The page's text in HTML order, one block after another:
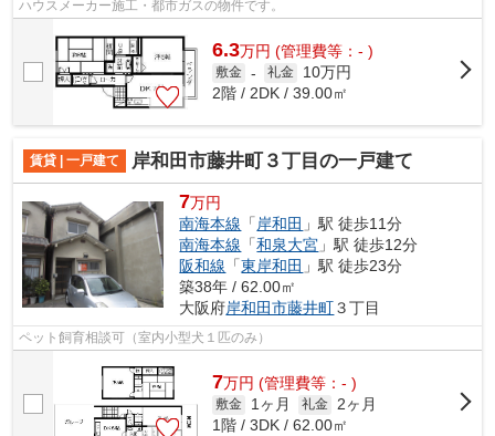
ハウスメーカー施工・都市ガスの物件です。
6.3万円 (管理費等：- )
敷金 - 礼金
10万円
2階 / 2DK / 39.00㎡
賃貸 | 一戸建て 岸和田市藤井町３丁目の一戸建て
7万円
南海本線 「 岸和田 」駅 徒歩11分
南海本線 「和泉大宮 」駅 徒歩12分
阪和線 「東岸和田 」駅 徒歩23分
築38年 / 62.00㎡
大阪府岸和田市藤井町３丁目
ペット飼育相談可（室内小型犬１匹のみ）
7万円 (管理費等：- )
敷金 1ヶ月 礼金
2ヶ月
1階 / 3DK / 62.00㎡